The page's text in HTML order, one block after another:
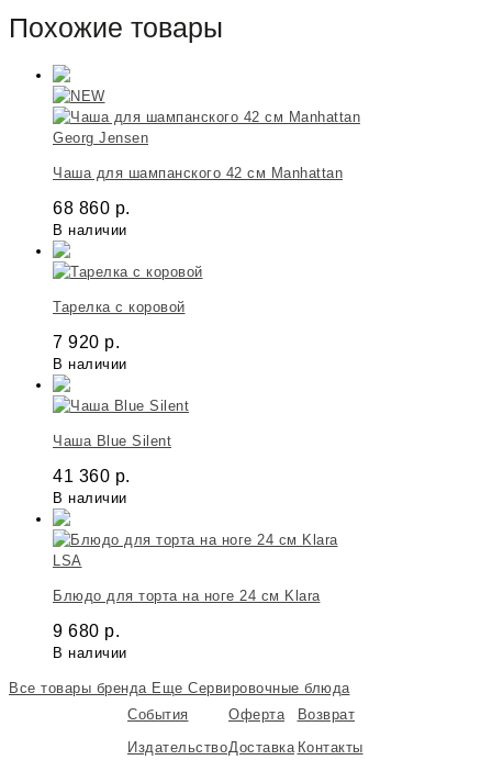
Похожие товары
Georg Jensen
Чаша для шампанского 42 см Manhattan
68 860 р.
В наличии
Тарелка с коровой
7 920 р.
В наличии
Чаша Blue Silent
41 360 р.
В наличии
LSA
Блюдо для торта на ноге 24 cм Klara
9 680 р.
В наличии
Все товары бренда Еще Сервировочные блюда
События
Издательство
Оферта
Доставка
Возврат
Контакты